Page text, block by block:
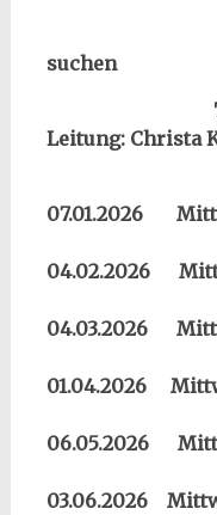
suchen
Leitung: Christa
07.01.2026
04.02.2026
04.03.2026
01.04.2026
06.05.2026
03.06.2026